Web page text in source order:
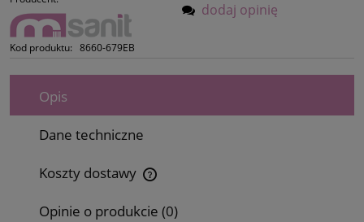
Kod produktu: 8660-679EB
dodaj opinię
Opis
Dane techniczne
Koszty dostawy
Cena nie zawiera ewentualnych kosztów płatności
Opinie o produkcie (0)